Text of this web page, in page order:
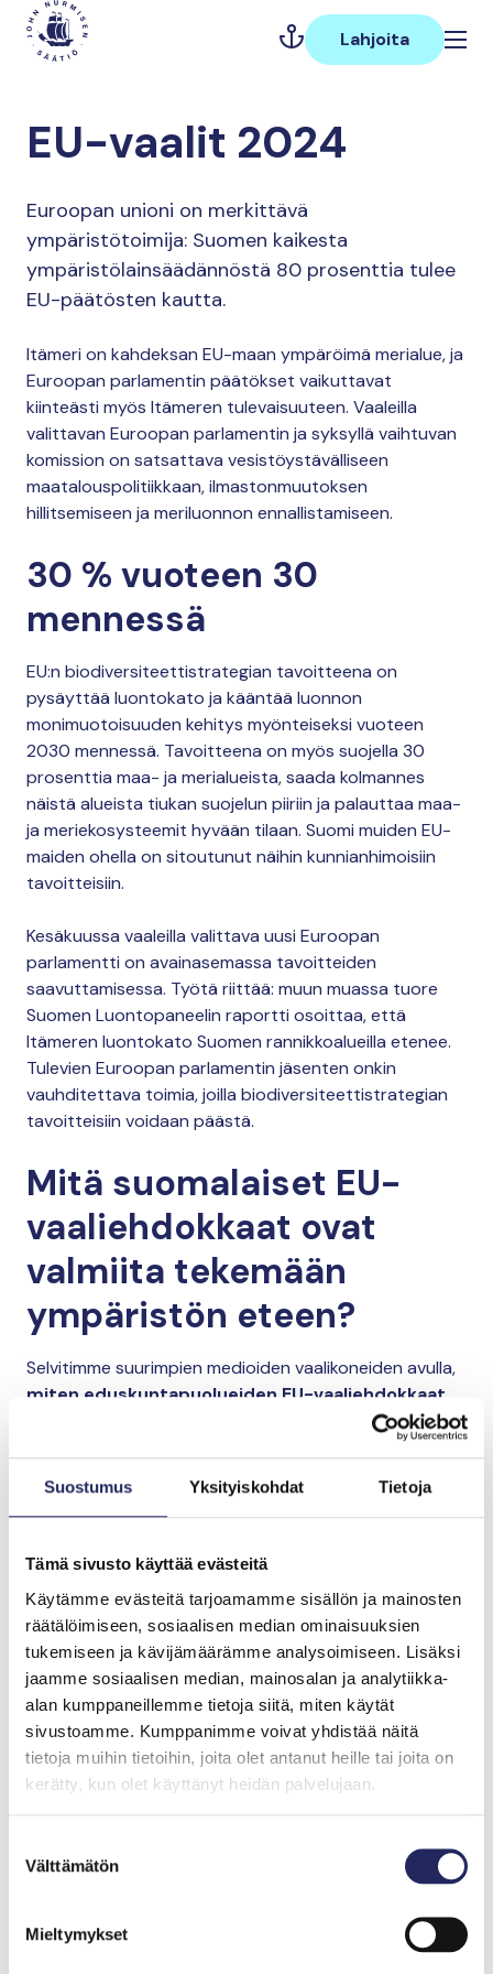
Suostumus Yksityiskohdat Tietoja
Tämä sivusto käyttää evästeitä
Käytämme evästeitä tarjoamamme sisällön ja mainosten
räätälöimiseen, sosiaalisen median ominaisuuksien
tukemiseen ja kävijämäärämme analysoimiseen. Lisäksi
jaamme sosiaalisen median, mainosalan ja analytiikka-
alan kumppaneillemme tietoja siitä, miten käytät
sivustoamme. Kumppanimme voivat yhdistää näitä
tietoja muihin tietoihin, joita olet antanut heille tai joita on
kerätty, kun olet käyttänyt heidän palvelujaan.
valinta
Välttämätön
Mieltymykset
Hyppää
sisältöön
Päävalikko
Lahjoita
EU-vaalit 2024
Euroopan unioni on merkittävä
ympäristötoimija: Suomen kaikesta
ympäristölainsäädännöstä 80 prosenttia tulee
EU-päätösten kautta.
Itämeri on kahdeksan EU-maan ympäröimä merialue, ja
Euroopan parlamentin päätökset vaikuttavat
kiinteästi myös Itämeren tulevaisuuteen. Vaaleilla
valittavan Euroopan parlamentin ja syksyllä vaihtuvan
komission on satsattava vesistöystävälliseen
maatalouspolitiikkaan, ilmastonmuutoksen
hillitsemiseen ja meriluonnon ennallistamiseen.
30 % vuoteen 30
mennessä
EU:n biodiversiteettistrategian tavoitteena on
pysäyttää luontokato ja kääntää luonnon
monimuotoisuuden kehitys myönteiseksi vuoteen
2030 mennessä. Tavoitteena on myös suojella 30
prosenttia maa- ja merialueista, saada kolmannes
näistä alueista tiukan suojelun piiriin ja palauttaa maa-
ja meriekosysteemit hyvään tilaan. Suomi muiden EU-
maiden ohella on sitoutunut näihin kunnianhimoisiin
tavoitteisiin.
Kesäkuussa vaaleilla valittava uusi Euroopan
parlamentti on avainasemassa tavoitteiden
saavuttamisessa. Työtä riittää: muun muassa tuore
Suomen Luontopaneelin raportti osoittaa, että
Itämeren luontokato Suomen rannikkoalueilla etenee.
Tulevien Euroopan parlamentin jäsenten onkin
vauhditettava toimia, joilla biodiversiteettistrategian
tavoitteisiin voidaan päästä.
Mitä suomalaiset EU-
vaaliehdokkaat ovat
valmiita tekemään
ympäristön eteen?
Selvitimme suurimpien medioiden vaalikoneiden avulla,
miten eduskuntapuolueiden EU-vaaliehdokkaat
Puolueiden
vaaliteemat
1. Turvataan Itämeren
pinnanalainen monimuotoisuus
suojelemalla ja ennallistamalla
Itämerta – EU irti fossiilisista